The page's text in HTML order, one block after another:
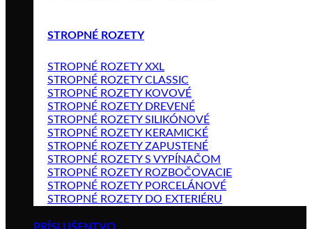
STROPNÉ ROZETY
STROPNÉ ROZETY XXL
STROPNÉ ROZETY CLASSIC
STROPNÉ ROZETY KOVOVÉ
STROPNÉ ROZETY DREVENÉ
STROPNÉ ROZETY SILIKÓNOVÉ
STROPNÉ ROZETY KERAMICKÉ
STROPNÉ ROZETY ZAPUSTENÉ
STROPNÉ ROZETY S VYPÍNAČOM
STROPNÉ ROZETY ROZBOČOVACIE
STROPNÉ ROZETY PORCELÁNOVÉ
STROPNÉ ROZETY DO EXTERIÉRU